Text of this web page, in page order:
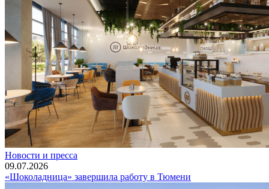
Новости и пресса
09.07.2026
«Шоколадница» завершила работу в Тюмени